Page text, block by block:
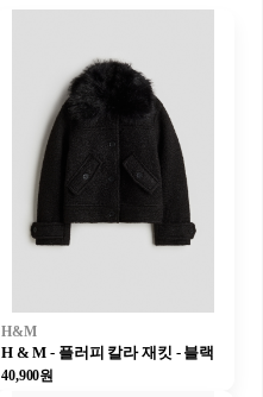
H&M
H & M - 플러피 칼라 재킷 - 블랙
40,900원